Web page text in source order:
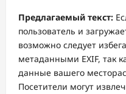
Предлагаемый текст:
пользователь и
возможно следует
метаданными EXIF, так
данные вашего
Посетители могут